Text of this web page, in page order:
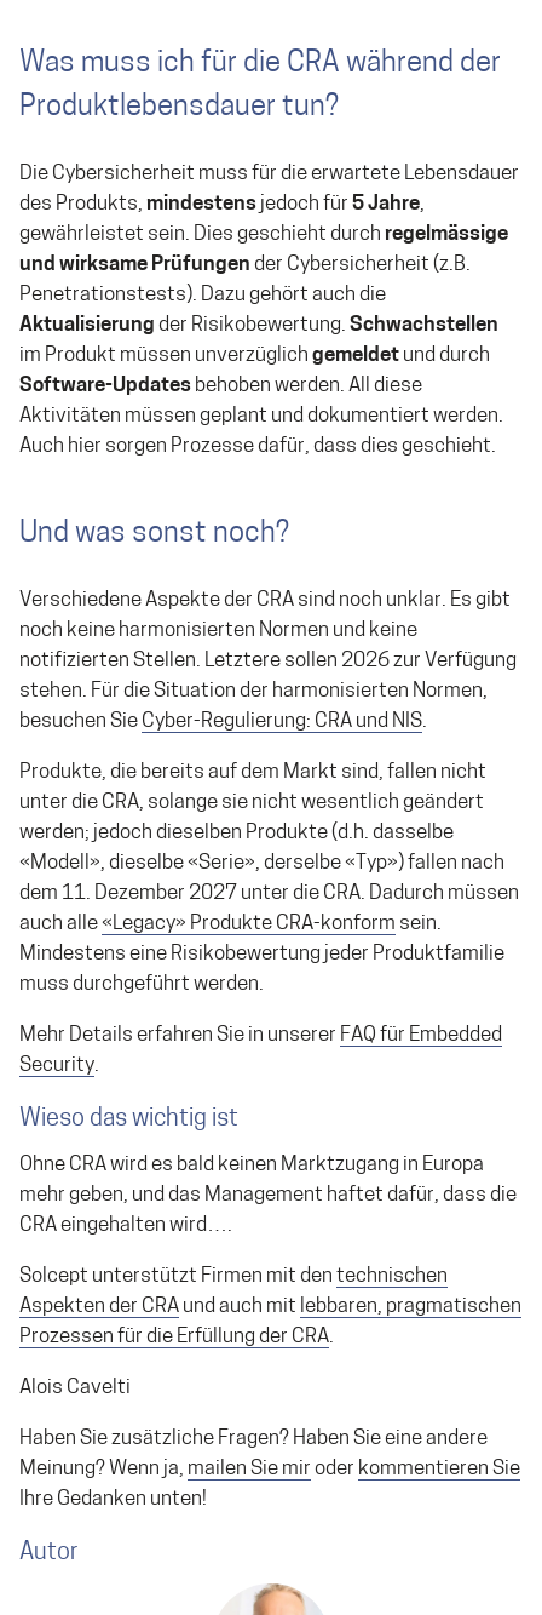
Was muss ich für die CRA während der
Produktlebensdauer tun?
Die Cybersicherheit muss für die erwartete Lebensdauer
des Produkts, mindestens jedoch für 5 Jahre,
gewährleistet sein. Dies geschieht durch regelmässige
und wirksame Prüfungen der Cybersicherheit (z.B.
Penetrationstests). Dazu gehört auch die
Aktualisierung der Risikobewertung. Schwachstellen
im Produkt müssen unverzüglich gemeldet und durch
Software-Updates behoben werden. All diese
Aktivitäten müssen geplant und dokumentiert werden.
Auch hier sorgen Prozesse dafür, dass dies geschieht.
Und was sonst noch?
Verschiedene Aspekte der CRA sind noch unklar. Es gibt
noch keine harmonisierten Normen und keine
notifizierten Stellen. Letztere sollen 2026 zur Verfügung
stehen. Für die Situation der harmonisierten Normen,
besuchen Sie Cyber-Regulierung: CRA und NIS.
Produkte, die bereits auf dem Markt sind, fallen nicht
unter die CRA, solange sie nicht wesentlich geändert
werden; jedoch dieselben Produkte (d.h. dasselbe
«Modell», dieselbe «Serie», derselbe «Typ») fallen nach
dem 11. Dezember 2027 unter die CRA. Dadurch müssen
auch alle«Legacy» Produkte CRA-konform sein.
Mindestens eine Risikobewertung jeder Produktfamilie
muss durchgeführt werden.
Mehr Details erfahren Sie in unserer FAQ für Embedded
Security.
Wieso das wichtig ist
Ohne CRA wird es bald keinen Marktzugang in Europa
mehr geben, und das Management haftet dafür, dass die
CRA eingehalten wird….
Solcept unterstützt Firmen mit den technischen
Aspekten der CRA und auch mit lebbaren, pragmatischen
Prozessen für die Erfüllung der CRA.
Alois Cavelti
Haben Sie zusätzliche Fragen? Haben Sie eine andere
Meinung? Wenn ja, mailen Sie mir oder kommentieren Sie
Ihre Gedanken unten!
Autor